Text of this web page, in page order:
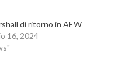
di ritorno in AEW
16, 2024